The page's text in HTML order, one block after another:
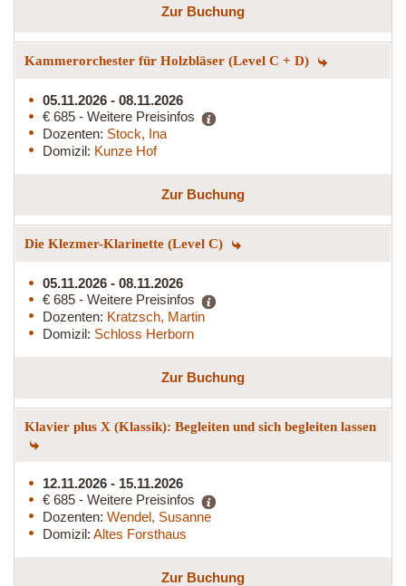
Zur Buchung
Kammerorchester für Holzbläser (Level C + D)
05.11.2026 - 08.11.2026
€ 685 - Weitere Preisinfos
Dozenten: Stock, Ina
Domizil: Kunze Hof
Zur Buchung
Die Klezmer-Klarinette (Level C)
05.11.2026 - 08.11.2026
€ 685 - Weitere Preisinfos
Dozenten: Kratzsch, Martin
Domizil: Schloss Herborn
Zur Buchung
Klavier plus X (Klassik): Begleiten und sich begleiten lassen
12.11.2026 - 15.11.2026
€ 685 - Weitere Preisinfos
Dozenten: Wendel, Susanne
Domizil: Altes Forsthaus
Zur Buchung